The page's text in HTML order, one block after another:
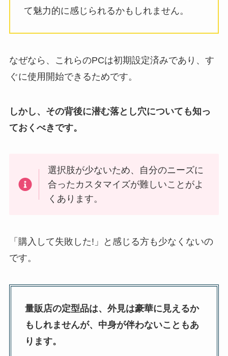
て魅力的に感じられるかもしれません。
なぜなら、これらのPCは初期設定済みであり、す
ぐに使用開始できるためです。
しかし、その背後に潜む落とし穴についても知っ
ておくべきです。
選択肢が少ないため、自分のニーズに
合ったカスタマイズが難しいことがよ
くあります。
「購入して失敗した!」と感じる方も少なくないの
です。
量販店の定型品は、外見は豪華に見えるか
もしれませんが、中身が伴わないこともあ
ります。